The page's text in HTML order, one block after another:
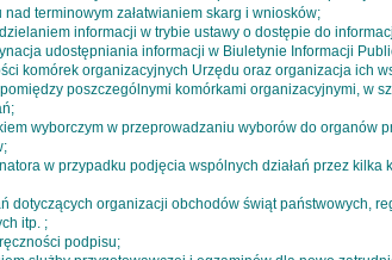
terminowym załatwianiem skarg i wniosków;
informacji w trybie ustawy o dostępie do
udostępniania informacji w Biuletynie Informacji
komórek organizacyjnych Urzędu oraz organizacja ich
poszczególnymi komórkami organizacyjnymi, w
wyborczym w przeprowadzaniu wyborów do organów
w przypadku podjęcia wspólnych działań przez kilka
dotyczących organizacji obchodów świąt państwowych,
itp. ;
podpisu;